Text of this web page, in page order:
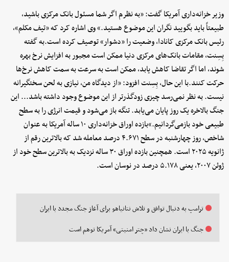
وزیر خزانه‌داری آمریکا گفت: «به نظرم اگر شما مسئول بانک مرکزی باشید،
طبیعتاً باید بگویید نگران این موضوع هستید.» وی اشاره کرد که «تیف مکلم»،
رئیس بانک مرکزی کانادا، وضعیت را «دشوار» توصیف کرده است.به گفته
بِسِنت، مقامات بانک‌های مرکزی دنیا ممکن است مجبور به افزایش نرخ بهره
شوند، اما اگر تقاضا کاهش یابد، ممکن است به سرعت به سمت کاهش نرخ‌ها
حرکت کنند.با این حال، بِسِنت افزود: «از دیدگاه من، نیازی به لحن سختگیرانه
نیست. به نظر نمی‌رسد چیزی زودگذرتر از این موضوع وجود داشته باشد... این
جنگ بالاخره یک روز پایان می‌یابد. تنگه باز می‌شود و قیمت انرژی را به سطح
طبیعی خود بازمی‌گردانیم.»بازده اوراق خزانه‌داری ۱۰ ساله آمریکا به عنوان
شاخص، روز چهارشنبه در سطح ۴.۶۷۱ درصد معامله شد که بالاترین رقم از
ژانویه ۲۰۲۵ است. همچنین بازده اوراق ۳۰ ساله نزدیک به بالاترین سطح خود از
ژوئن ۲۰۰۷، یعنی ۵.۱۷۸ درصد در نوسان است.
ترامپ به دنبال توافق و تلاش نتانیاهو برای آغاز جنگ مجدد با ایران
جنگ با ایران نشان داد «چتر امنیتی» آمریکا توهم است